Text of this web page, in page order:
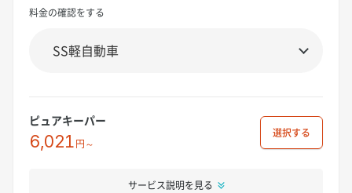
料金の確認をする
ピュアキーパー
6,021円～
選択
サービス説明を見る